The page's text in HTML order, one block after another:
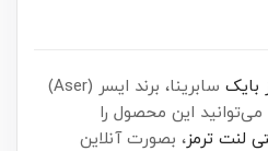
بایک
سابرینا، برند ایسر (Aser)
این محصول را
لنت ترمز، بصورت آنلاین